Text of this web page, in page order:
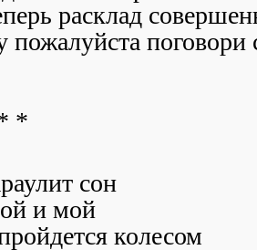
расклад
пожалуйста поговори
*
сон
и мой
колесом